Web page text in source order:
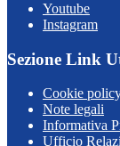
Youtube
Instagram
Sezione Link
Cookie
Note legali
Informativa
Ufficio